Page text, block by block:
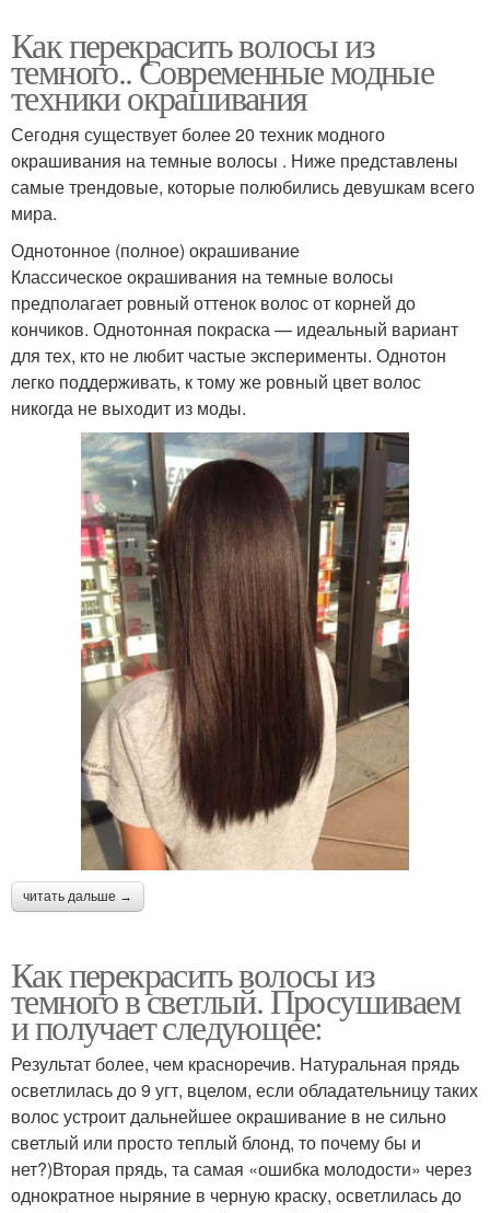
Как перекрасить волосы из
темного.. Современные модные
техники окрашивания
Сегодня существует более 20 техник модного
окрашивания на темные волосы . Ниже представлены
самые трендовые, которые полюбились девушкам всего
мира.
Однотонное (полное) окрашивание
Классическое окрашивания на темные волосы
предполагает ровный оттенок волос от корней до
кончиков. Однотонная покраска — идеальный вариант
для тех, кто не любит частые эксперименты. Однотон
легко поддерживать, к тому же ровный цвет волос
никогда не выходит из моды.
читать дальше →
Как перекрасить волосы из
темного в светлый. Просушиваем
и получает следующее:
Результат более, чем красноречив. Натуральная прядь
осветлилась до 9 угт, вцелом, если обладательницу таких
волос устроит дальнейшее окрашивание в не сильно
светлый или просто теплый блонд, то почему бы и
нет?)Вторая прядь, та самая «ошибка молодости» через
однократное ныряние в черную краску, осветлилась до